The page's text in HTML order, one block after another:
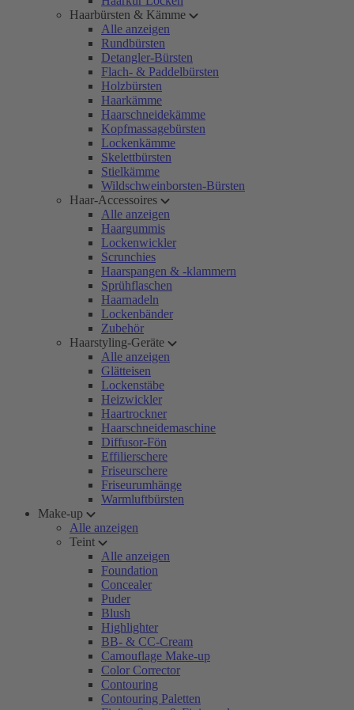
Haarbürsten & Kämme
Alle anzeigen
Rundbürsten
Detangler-Bürsten
Flach- & Paddelbürsten
Holzbürsten
Haarkämme
Haarschneidekämme
Kopfmassagebürsten
Lockenkämme
Skelettbürsten
Stielkämme
Wildschweinborsten-Bürsten
Haar-Accessoires
Alle anzeigen
Haargummis
Lockenwickler
Scrunchies
Haarspangen & -klammern
Sprühflaschen
Haarnadeln
Lockenbänder
Zubehör
Haarstyling-Geräte
Alle anzeigen
Glätteisen
Lockenstäbe
Heizwickler
Haartrockner
Haarschneidemaschine
Diffusor-Fön
Effilierschere
Friseurschere
Friseurumhänge
Warmluftbürsten
Make-up
Alle anzeigen
Teint
Alle anzeigen
Foundation
Concealer
Puder
Blush
Highlighter
BB- & CC-Cream
Camouflage Make-up
Color Corrector
Contouring
Contouring Paletten